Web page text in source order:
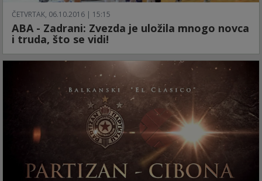
ČETVRTAK, 06.10.2016 | 15:15
ABA - Zadrani: Zvezda je uložila mnogo novca
i truda, što se vidi!